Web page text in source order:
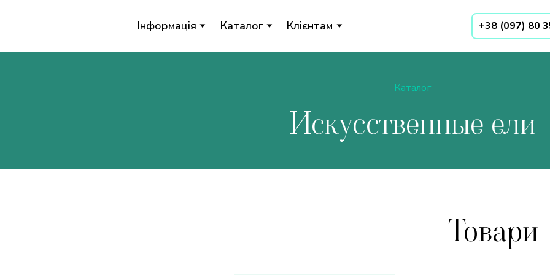
Інформація Каталог Клієнтам +38 (097) 80
Каталог
Искусственные ели
Товари